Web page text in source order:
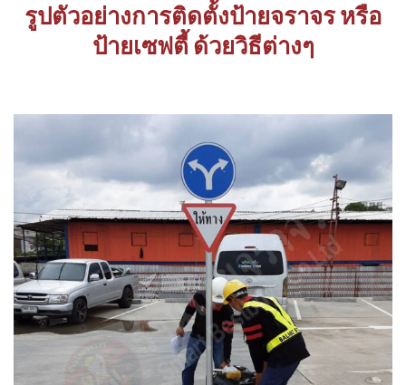
รูปตัวอย่างการติดตั้งป้ายจราจร หรือ
ป้ายเซฟตี้ ด้วยวิธีต่างๆ